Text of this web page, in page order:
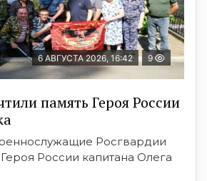
6 АВГУСТА 2026, 16:42 9
память Героя России
Росгвардии
России капитана Олега